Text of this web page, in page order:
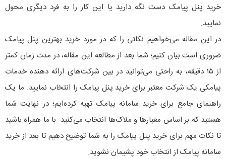
خرید پنل پیامک دست نگه دارید یا این کار را به فرد دیگری محول
نمایید.
در این مقاله می‌خواهیم نکاتی را که در مورد خرید بهترین پنل پیامک
ضروری است بیان کنیم؛ شما بعد از مطالعه این مقاله، در مدت زمان کمتر
از ۱۵ دقیقه، به راحتی می‌توانید در بین شرکت‌های ارائه دهنده خدمات
پیامکی یک شرکت معتبر برای خرید پنل پیامک را انتخاب نمایید. ما یک
راهنمای جامع برای خرید سامانه پیامک تهیه کرده‌ایم؛ در نهایت شما
هستید که بر اساس معیارها و ملاک‌ها انتخاب می‌کنید. با ما همراه باشید
تا نکات مهم برای خرید پنل پیامک را به شما توضیح دهیم تا بعد از خرید
سامانه پیامک از انتخاب خود پشیمان نشوید.